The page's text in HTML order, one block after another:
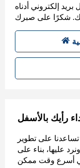
إلكتروني أدناه
رأيك بالأسفل
على تطوير
عليها، بناء على